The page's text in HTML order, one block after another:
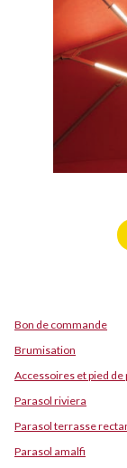
Bon de commande
Brumisation
Accessoires et pied
Parasol riviera
Parasol terrasse
Parasol amalfi